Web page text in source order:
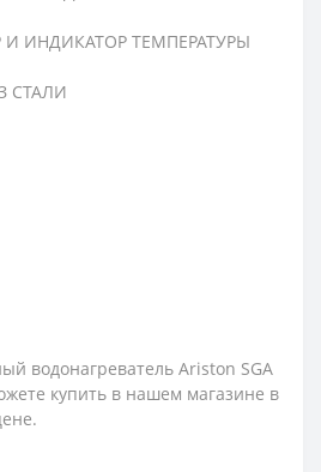
ИНДИКАТОР ТЕМПЕРАТУРЫ
СТАЛИ
водонагреватель Ariston SGA
купить в нашем магазине в